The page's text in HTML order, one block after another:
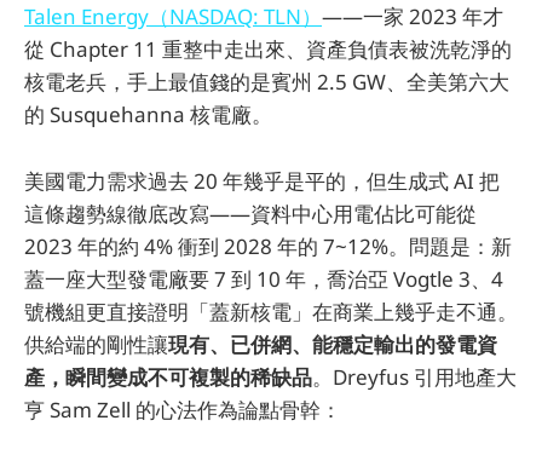
Talen Energy（NASDAQ: TLN） ——一家 2023 年才
從 Chapter 11 重整中走出來、資產負債表被洗乾淨的
核電老兵，手上最值錢的是賓州 2.5 GW、全美第六大
的 Susquehanna 核電廠。
美國電力需求過去 20 年幾乎是平的，但生成式 AI 把
這條趨勢線徹底改寫——資料中心用電佔比可能從
2023 年的約 4% 衝到 2028 年的 7~12%。問題是：新
蓋一座大型發電廠要 7 到 10 年，喬治亞 Vogtle 3、4
號機組更直接證明「蓋新核電」在商業上幾乎走不通。
供給端的剛性讓現有、已併網、能穩定輸出的發電資
產，瞬間變成不可複製的稀缺品。Dreyfus 引用地產大
亨 Sam Zell 的心法作為論點骨幹：